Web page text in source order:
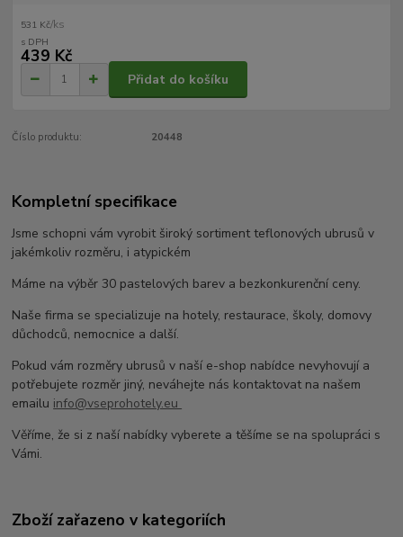
531 Kč/ks
439 Kč
Přidat do košíku
Číslo produktu: 20448
Kompletní specifikace
Jsme schopni vám vyrobit široký sortiment teflonových ubrusů v
jakémkoliv rozměru, i atypickém
Máme na výběr 30 pastelových barev a bezkonkurenční ceny.
Naše firma se specializuje na hotely, restaurace, školy, domovy
důchodců, nemocnice a další.
Pokud vám rozměry ubrusů v naší e-shop nabídce nevyhovují a
potřebujete rozměr jiný, neváhejte nás kontaktovat na našem
emailu info@vseprohotely.eu
Věříme, že si z naší nabídky vyberete a těšíme se na spolupráci s
Vámi.
Zboží zařazeno v kategoriích